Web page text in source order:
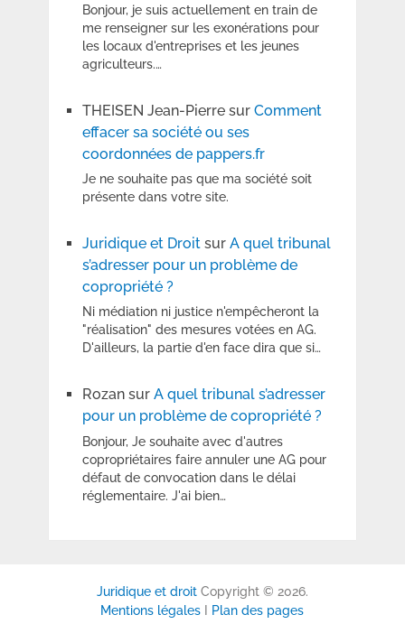
Bonjour, je suis actuellement en train de
me renseigner sur les exonérations pour
les locaux d'entreprises et les jeunes
agriculteurs.…
THEISEN Jean-Pierresur Comment
effacer sa société ou ses
coordonnées de pappers.fr
Je ne souhaite pas que ma société soit
présente dans votre site.
Juridique et Droitsur A quel tribunal
s’adresser pour un problème de
copropriété ?
Ni médiation ni justice n'empêcheront la
"réalisation" des mesures votées en AG.
D'ailleurs, la partie d'en face dira que si…
Rozansur A quel tribunal s’adresser
pour un problème de copropriété ?
Bonjour, Je souhaite avec d'autres
copropriétaires faire annuler une AG pour
défaut de convocation dans le délai
réglementaire. J'ai bien…
Juridique et droitCopyright © 2026.
Mentions légales
Plan des pages